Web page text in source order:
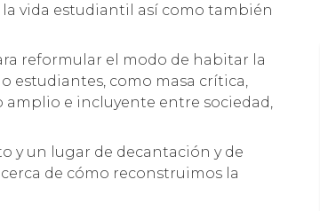
vida estudiantil así como también
reformular el modo de habitar la
estudiantes, como masa crítica,
e incluyente entre sociedad,
y un lugar de decantación y de
de cómo reconstruimos la